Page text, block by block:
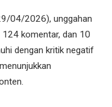
04/2026), unggahan
komentar, dan 10
dengan kritik negatif